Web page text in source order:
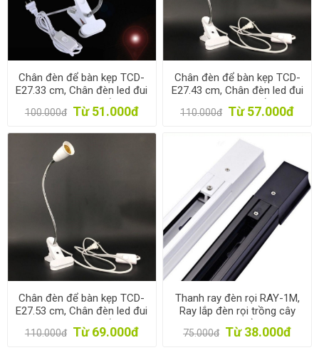
Chân đèn để bàn kẹp TCD-
E27.33 cm, Chân đèn led đui
xoáy, Kèm Phích cắm Dây
Công tắc
100.000đ Từ 51.000đ
Chân đèn để bàn kẹp TCD-
E27.43 cm, Chân đèn led đui
xoáy, Kèm Phích cắm Dây
Công tắc
110.000đ Từ 57.000đ
Chân đèn để bàn kẹp TCD-
E27.53 cm, Chân đèn led đui
xoáy, Kèm Phích cắm Dây
Công tắc
110.000đ Từ 69.000đ
Thanh ray đèn rọi RAY-1M,
Ray lắp đèn rọi trồng cây
kèm nguồn
75.000đ Từ 38.000đ